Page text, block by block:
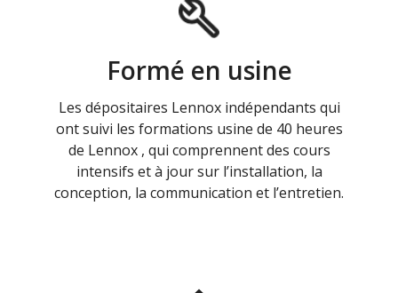
Formé en usine
Les dépositaires Lennox indépendants qui
ont suivi les formations usine de 40 heures
de Lennox , qui comprennent des cours
intensifs et à jour sur l’installation, la
conception, la communication et l’entretien.